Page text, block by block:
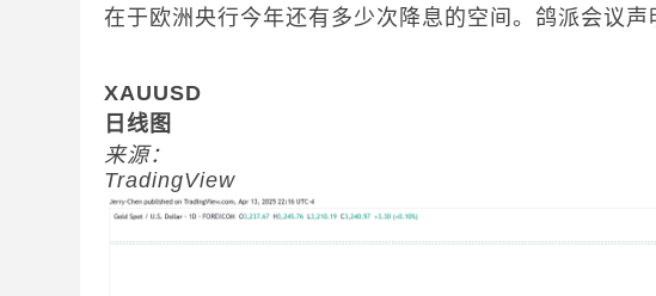
在于欧洲央行今年还有多少次降息的空间。鸽派会议声
XAUUSD
日线图
来源：
TradingView